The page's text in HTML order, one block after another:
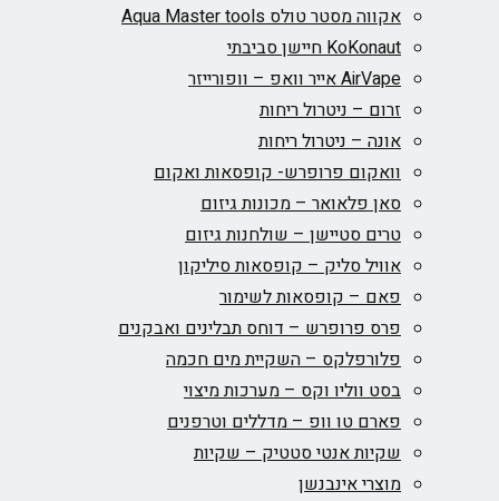
אקווה מסטר טולס Aqua Master tools
KoKonaut חיישן סביבתי
AirVape אייר וואפ – וופורייזר
זרום – ניטרול ריחות
אונה – ניטרול ריחות
וואקום פרופרש- קופסאות ואקום
סאן פלאואר – מכונות גיזום
טרים סטיישן – שולחנות גיזום
אוויל סליק – קופסאות סיליקון
פאם – קופסאות לשימור
פרס פרופרש – דוחס תבלינים ואבקנים
פלורפלקס – השקיית מים חכמה
בסט ווליו וקס – מערכות מיצוי
פארם טו וופ – מדללים וטרפנים
שקיות אנטי סטטיק – שקיות
מוצרי אינבנשן